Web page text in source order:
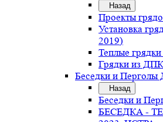
Назад
Проекты
Установка
2019)
Теплые
Грядки из ДПК
Беседки и
Назад
Беседки и
БЕСЕДКА -